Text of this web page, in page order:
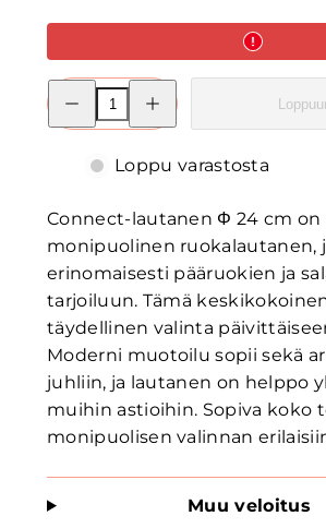
Pienennä
Connect-
lautanen
Connect-
lautanen
cm
Loppu varastosta
Connect-lautanen Φ 24 cm on
monipuolinen ruokalautanen,
erinomaisesti pääruokien ja
tarjoiluun. Tämä
täydellinen valinta
Moderni muotoilu sopii sekä
juhliin, ja lautanen on helppo
muihin astioihin. Sopiva koko
monipuolisen valinnan
Muu veloitus